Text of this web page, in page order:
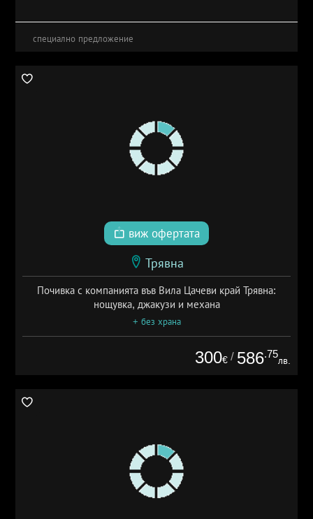
специално предложение
виж офертата
Трявна
Почивка с компанията във Вила Цачеви край Трявна:
нощувка, джакузи и механа
+ без храна
300€ / 586.75
лв.